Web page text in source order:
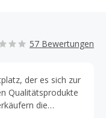
57 Bewertungen
der es sich zur
Qualitätsprodukte
die